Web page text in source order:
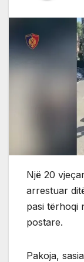
Një 20
arrestuar
pasi tërhoqi
postare.
Pakoja,